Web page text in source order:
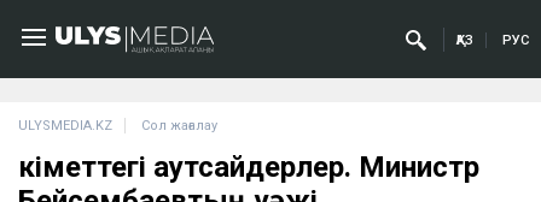
ҚАЗ РУС
ULYSMEDIA.KZ Сол жағалау
Үкіметтегі аутсайдерлер. Министр